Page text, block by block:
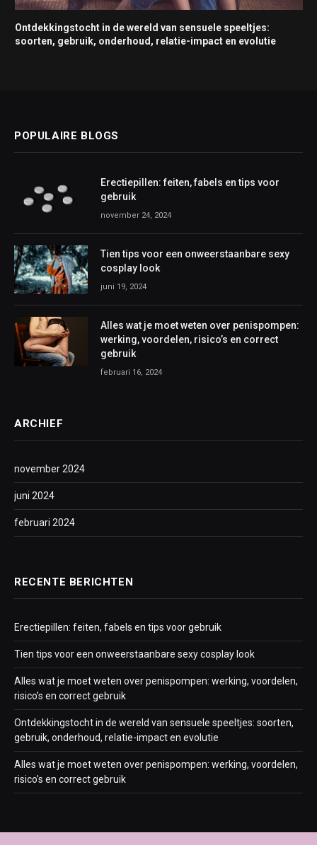
Ontdekkingstocht in de wereld van sensuele speeltjes:
soorten, gebruik, onderhoud, relatie-impact en evolutie
POPULAIRE BLOGS
Erectiepillen: feiten, fabels en tips voor
gebruik
november 24, 2024
Tien tips voor een onweerstaanbare sexy
cosplay look
juni 19, 2024
Alles wat je moet weten over penispompen:
werking, voordelen, risico’s en correct
gebruik
februari 16, 2024
ARCHIEF
november 2024
juni 2024
februari 2024
RECENTE BERICHTEN
Erectiepillen: feiten, fabels en tips voor gebruik
Tien tips voor een onweerstaanbare sexy cosplay look
Alles wat je moet weten over penispompen: werking, voordelen,
risico’s en correct gebruik
Ontdekkingstocht in de wereld van sensuele speeltjes: soorten,
gebruik, onderhoud, relatie-impact en evolutie
Alles wat je moet weten over penispompen: werking, voordelen,
risico’s en correct gebruik